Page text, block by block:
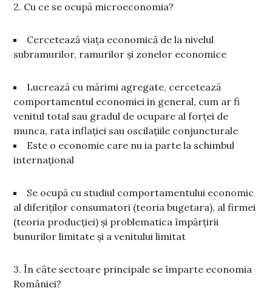
2. Cu ce se ocupă microeconomia?
Cercetează viața economică de la nivelul
subramurilor, ramurilor și zonelor economice
Lucrează cu mărimi agregate, cercetează
comportamentul economiei in general, cum ar fi
venitul total sau gradul de ocupare al forței de
munca, rata inflației sau oscilațiile conjuncturale
Este o economie care nu ia parte la schimbul
internațional
Se ocupă cu studiul comportamentului economic
al diferiților consumatori (teoria bugetara), al firmei
(teoria producției) și problematica împărțirii
bunurilor limitate și a venitului limitat
3. În câte sectoare principale se împarte economia
României?